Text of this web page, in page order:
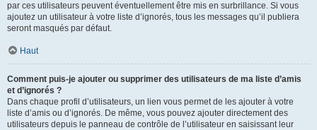
par ces utilisateurs peuvent éventuellement être mis en surbrillance. Si vous
ajoutez un utilisateur à votre liste d’ignorés, tous les messages qu’il publiera
seront masqués par défaut.
Haut
Comment puis-je ajouter ou supprimer des utilisateurs de ma liste d’amis
et d’ignorés ?
Dans chaque profil d’utilisateurs, un lien vous permet de les ajouter à votre
liste d’amis ou d’ignorés. De même, vous pouvez ajouter directement des
utilisateurs depuis le panneau de contrôle de l’utilisateur en saisissant leur